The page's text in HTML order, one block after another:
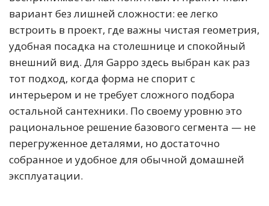
вариант без лишней сложности: ее легко
встроить в проект, где важны чистая геометрия,
удобная посадка на столешнице и спокойный
внешний вид. Для Gappo здесь выбран как раз
тот подход, когда форма не спорит с
интерьером и не требует сложного подбора
остальной сантехники. По своему уровню это
рациональное решение базового сегмента — не
перегруженное деталями, но достаточно
собранное и удобное для обычной домашней
эксплуатации.